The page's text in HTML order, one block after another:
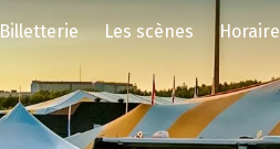
Billetterie Les scènes Horaire